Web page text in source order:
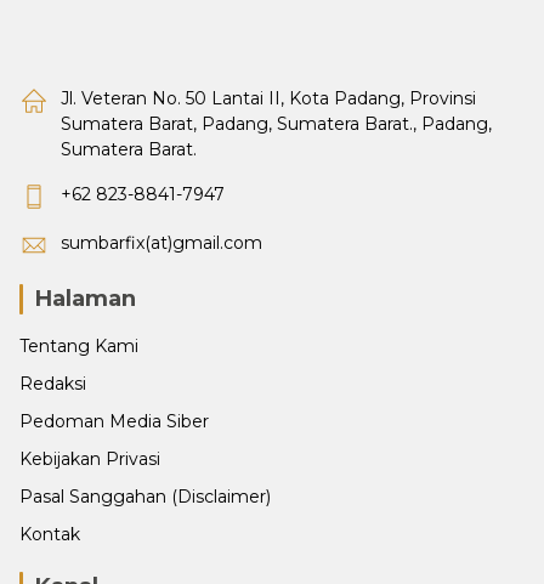
Jl. Veteran No. 50 Lantai II, Kota Padang, Provinsi
Sumatera Barat, Padang, Sumatera Barat., Padang,
Sumatera Barat.
+62 823-8841-7947
sumbarfix(at)gmail.com
Halaman
Tentang Kami
Redaksi
Pedoman Media Siber
Kebijakan Privasi
Pasal Sanggahan (Disclaimer)
Kontak